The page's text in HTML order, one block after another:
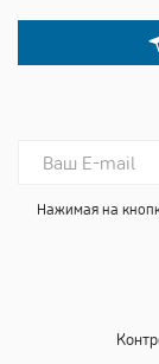
Нажимая на